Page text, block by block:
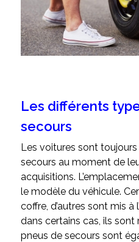
Les différents
secours
Les voitures sont toujours
secours au moment de
acquisitions.
le modèle du véhicule.
coffre, d’autres sont mis à
dans certains cas, ils sont
pneus de secours sont